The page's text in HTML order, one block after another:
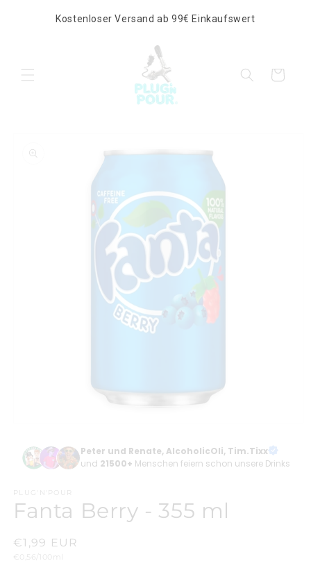
Kostenloser Versand ab 99€ Einkaufswert
Warenkorb
Modal
öffnen
Peter und Renate, AlcoholicOli, Tim.Tixx
und 21500+ Menschen feiern schon unsere Drinks
PLUG'N'POUR
Fanta Berry - 355 ml
Normaler
€1,99 EUR
Grundpreis
€0,56/100ml